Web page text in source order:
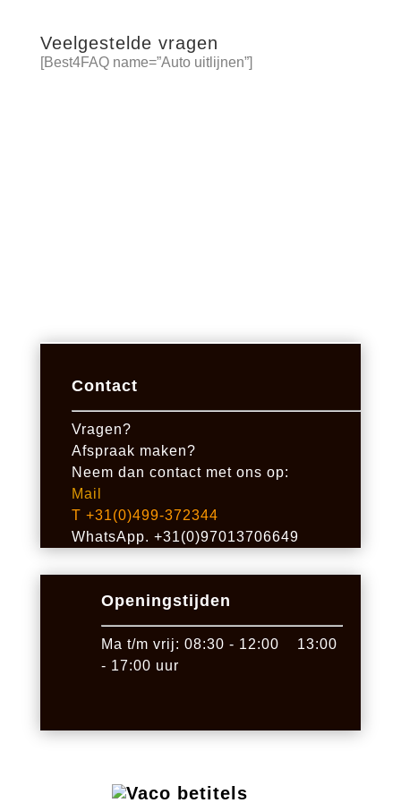
Veelgestelde vragen
[Best4FAQ name=”Auto uitlijnen”]
Contact
Vragen?
Afspraak maken?
Neem dan contact met ons op:
Mail
T +31(0)499-372344
WhatsApp. +31(0)97013706649
Openingstijden
Ma t/m vrij: 08:30 - 12:00 13:00
- 17:00 uur